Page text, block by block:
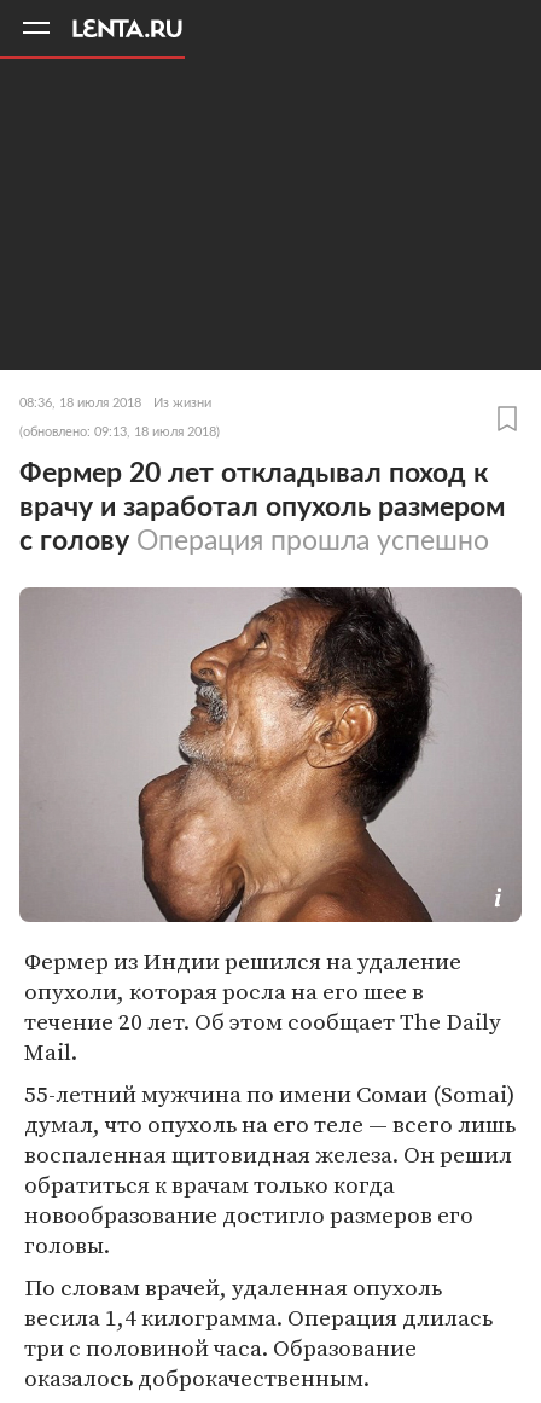
08:36, 18 июля 2018 Из жизни
(обновлено: 09:13, 18 июля 2018)
Фермер 20 лет откладывал поход к
врачу и заработал опухоль размером
с голову Операция прошла успешно
Фермер из Индии решился на удаление
опухоли, которая росла на его шее в
течение 20 лет. Об этом сообщает The Daily
Mail.
55-летний мужчина по имени Сомаи (Somai)
думал, что опухоль на его теле — всего лишь
воспаленная щитовидная железа. Он решил
обратиться к врачам только когда
новообразование достигло размеров его
головы.
По словам врачей, удаленная опухоль
весила 1,4 килограмма. Операция длилась
три с половиной часа. Образование
оказалось доброкачественным.